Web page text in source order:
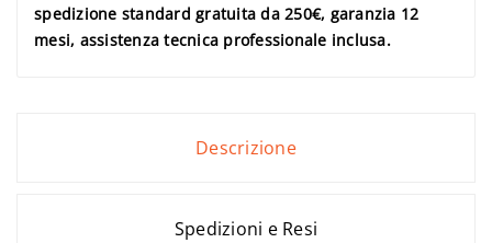
spedizione standard gratuita da 250€, garanzia 12
mesi, assistenza tecnica professionale inclusa.
Descrizione
Spedizioni e Resi